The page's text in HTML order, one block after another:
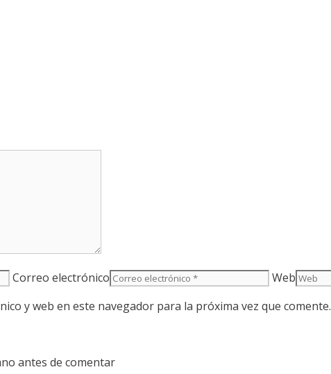
Correo electrónico
Web
y web en este navegador para la próxima vez que comente.
antes de comentar